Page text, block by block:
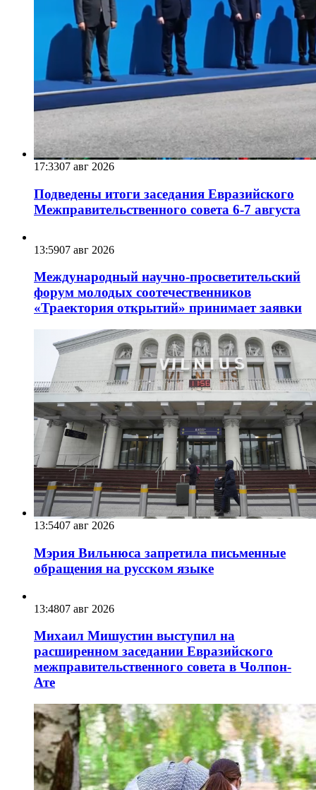
17:3307 авг 2026
Подведены итоги заседания Евразийского
Межправительственного совета 6-7 августа
13:5907 авг 2026
Международный научно-просветительский
форум молодых соотечественников
«Траектория открытий» принимает заявки
13:5407 авг 2026
Мэрия Вильнюса запретила письменные
обращения на русском языке
13:4807 авг 2026
Михаил Мишустин выступил на
расширенном заседании Евразийского
межправительственного совета в Чолпон-
Ате